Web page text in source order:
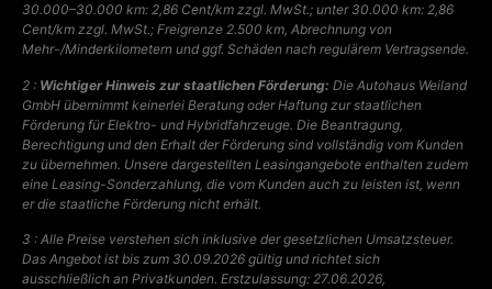
30.000–30.000 km: 2,86 Cent/km zzgl. MwSt.; unter 30.000 km: 2,86
Cent/km zzgl. MwSt.; Freigrenze 2.500 km, Abrechnung von
Mehr-/Minderkilometern und ggf. Schäden nach regulärem Vertragsende.
2 : Wichtiger Hinweis zur staatlichen Förderung: Die Autohaus Weiland
GmbH übernimmt keinerlei Beratung oder Haftung zur staatlichen
Förderung für Elektro- und Hybridfahrzeuge. Die Beantragung,
Berechtigung und den Erhalt der Förderung sind vollständig vom Kunden
zu übernehmen. Unsere dargestellten Leasingangebote enthalten zudem
eine Leasing-Sonderzahlung, die vom Kunden auch zu leisten ist, wenn
er die staatliche Förderung nicht erhält.
3 : Alle Preise verstehen sich inklusive der gesetzlichen Umsatzsteuer.
Das Angebot ist bis zum 30.09.2026 gültig und richtet sich
ausschließlich an Privatkunden. Erstzulassung: 27.06.2026,